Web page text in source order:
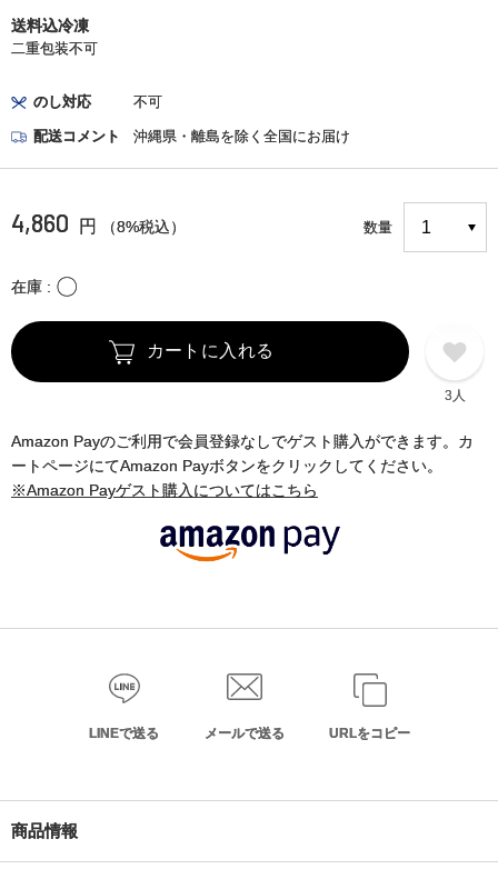
送料込冷凍
二重包装不可
のし対応 不可
配送コメント 沖縄県・離島を除く全国にお届け
4,860 円 （8%税込） 数量
在庫 〇
カートに入れる
3人
Amazon Payのご利用で会員登録なしでゲスト購入ができます。カ
ートページにてAmazon Payボタンをクリックしてください。
※Amazon Payゲスト購入についてはこちら
LINEで送る メールで送る URLをコピー
商品情報